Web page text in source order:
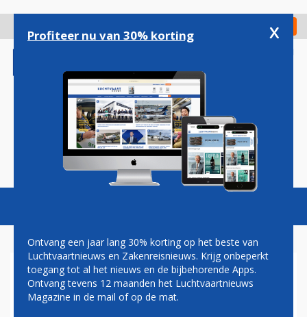
gaan
Check in
Magazine Podcasts Vacatures
BOEING: GEEN ORDERS VOOR
777X, WEL VOOR 777-200LR
Profiteer nu van 30% korting x
Ontvang een jaar lang 30% korting op het beste van
Luchtvaartnieuws en Zakenreisnieuws. Krijg onbeperkt
toegang tot al het nieuws en de bijbehorende Apps.
Ontvang tevens 12 maanden het Luchtvaartnieuws
Magazine in de mail of op de mat.